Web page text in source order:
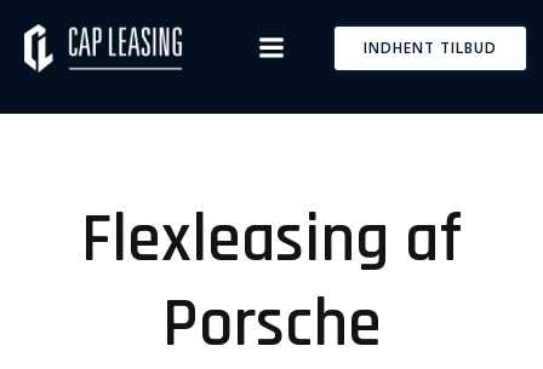
to
INDHENT TILBUD
Flexleasing af
Porsche